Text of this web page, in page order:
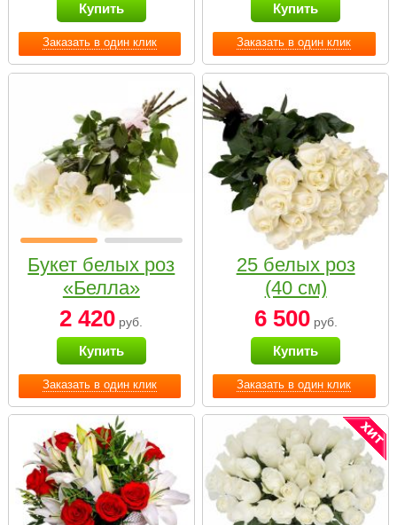
Заказать в один клик
Купить
Заказать в один клик
Купить
Заказать в один клик
Букет белых роз
«Белла»
2 420 руб.
Купить
Заказать в один клик
25 белых роз
(40 см)
6 500руб.
Купить